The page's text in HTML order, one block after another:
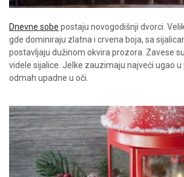
Dnevne sobe postaju novogodišnji dvorci.
gde dominiraju zlatna i crvena boja, sa
postavljaju dužinom okvira prozora. Zavese
videle sijalice. Jelke zauzimaju najveći ugao
odmah upadne u oči.